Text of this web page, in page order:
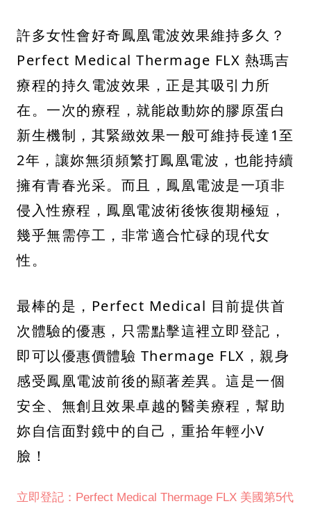
許多女性會好奇鳳凰電波效果維持多久？
Perfect Medical Thermage FLX 熱瑪吉
療程的持久電波效果，正是其吸引力所
在。一次的療程，就能啟動妳的膠原蛋白
新生機制，其緊緻效果一般可維持長達1至
2年，讓妳無須頻繁打鳳凰電波，也能持續
擁有青春光采。而且，鳳凰電波是一項非
侵入性療程，鳳凰電波術後恢復期極短，
幾乎無需停工，非常適合忙碌的現代女
性。
最棒的是，Perfect Medical 目前提供首
次體驗的優惠，只需點擊這裡立即登記，
即可以優惠價體驗 Thermage FLX，親身
感受鳳凰電波前後的顯著差異。這是一個
安全、無創且效果卓越的醫美療程，幫助
妳自信面對鏡中的自己，重拾年輕小V
臉！
立即登記：Perfect Medical Thermage FLX 美國第5代